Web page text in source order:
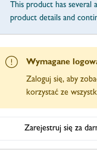
This product has several
product details and
Wymagane
Zaloguj się, aby
korzystać ze
Zarejestruj się za